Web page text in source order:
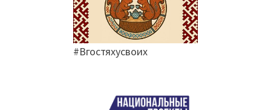
#Вгостяхусвоих